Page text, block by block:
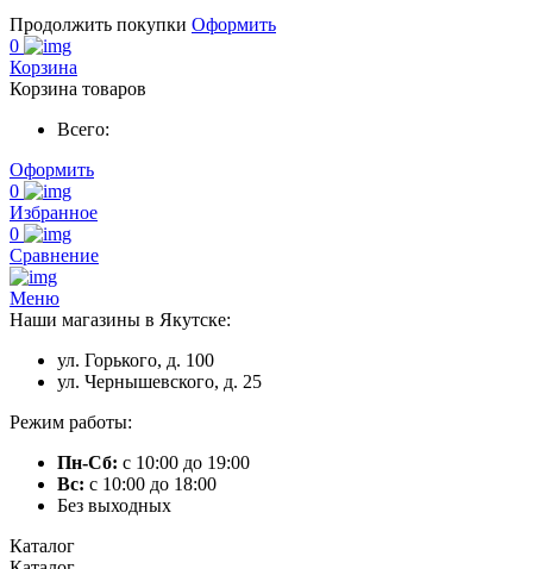
Продолжить покупки Оформить
0
Корзина
Корзина товаров
Всего:
Оформить
0
Избранное
0
Сравнение
Меню
Наши магазины в Якутске:
ул. Горького, д. 100
ул. Чернышевского, д. 25
Режим работы:
Пн-Сб: с 10:00 до 19:00
Вс: с 10:00 до 18:00
Без выходных
Каталог